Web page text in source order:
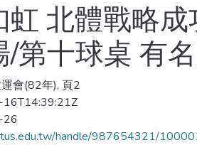
北體戰略
第十球桌 有
會(82年), 頁2
26
handle/987654321/